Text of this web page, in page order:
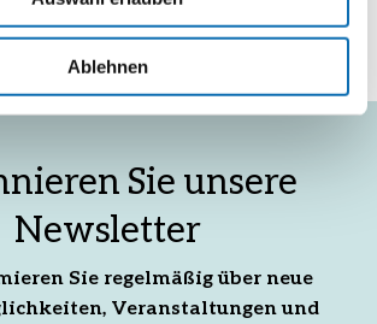
Ablehnen
Mail
Sie unsere
Newsletter
Sie regelmäßig über neue
Veranstaltungen und